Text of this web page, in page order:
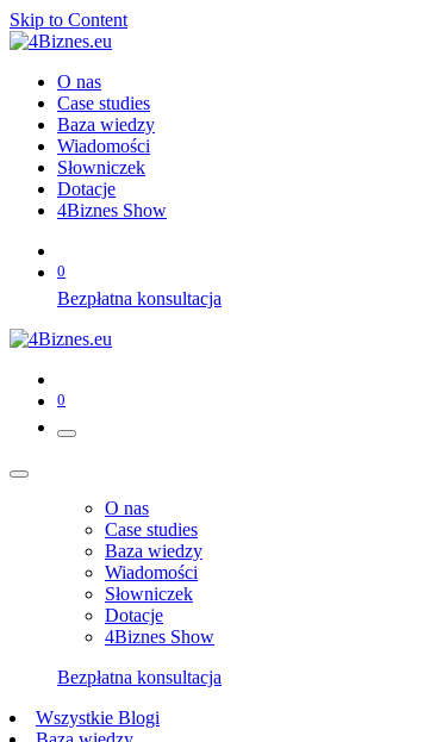
Skip to Content
O nas
Case studies
Baza wiedzy
Wiadomości
Słowniczek
Dotacje
4Biznes Show
0
Bezpłatna konsultacja
0
O nas
Case studies
Baza wiedzy
Wiadomości
Słowniczek
Dotacje
4Biznes Show
Bezpłatna konsultacja
Wszystkie Blogi